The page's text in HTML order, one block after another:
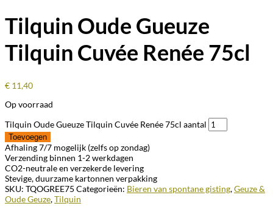
Tilquin Oude Gueuze
Tilquin Cuvée Renée 75cl
€ 11,40
Op voorraad
Tilquin Oude Gueuze Tilquin Cuvée Renée 75cl aantal
Toevoegen
Afhaling 7/7 mogelijk (zelfs op zondag)
Verzending binnen 1-2 werkdagen
CO2-neutrale en verzekerde levering
Stevige, duurzame kartonnen verpakking
SKU: TQOGREE75 Categorieën: Bieren van spontane gisting,Geuze &
Oude Geuze,Tilquin